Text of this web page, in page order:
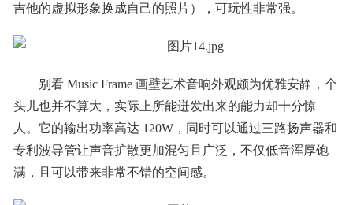
吉他的虚拟形象换成自己的照片），可玩性非常强。
别看 Music Frame 画壁艺术音响外观颇为优雅安静，个
头儿也并不算大，实际上所能迸发出来的能力却十分惊
人。它的输出功率高达 120W，同时可以通过三路扬声器和
专利波导管让声音扩散更加混匀且广泛，不仅低音浑厚饱
满，且可以带来非常不错的空间感。